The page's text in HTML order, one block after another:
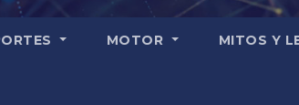
MOTOR MITOS Y